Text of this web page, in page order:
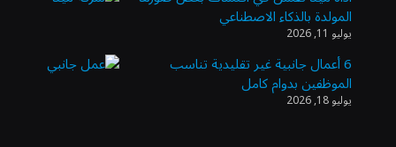
الذهب يسجل أعلى مستوى في أسبوعين بدعم
من تراجع الدولار
الدولار الأمريكي يتراجع قرب أدنى مستوياته
المولدة بالذكاء الاصطناعي
يوليو 11, 2026
6 أعمال جانبية غير تقليدية تناسب
الموظفين بدوام كامل
يوليو 18, 2026